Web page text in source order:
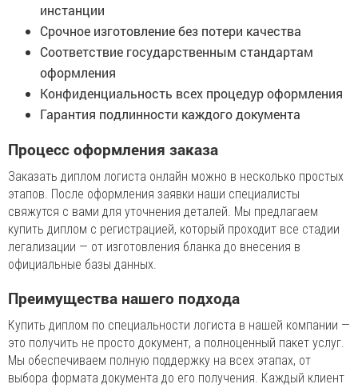
инстанции
Срочное изготовление без потери качества
Соответствие государственным стандартам
оформления
Конфиденциальность всех процедур оформления
Гарантия подлинности каждого документа
Процесс оформления заказа
Заказать диплом логиста онлайн можно в несколько простых
этапов. После оформления заявки наши специалисты
свяжутся с вами для уточнения деталей. Мы предлагаем
купить диплом с регистрацией, который проходит все стадии
легализации — от изготовления бланка до внесения в
официальные базы данных.
Преимущества нашего подхода
Купить диплом по специальности логиста в нашей компании —
это получить не просто документ, а полноценный пакет услуг.
Мы обеспечиваем полную поддержку на всех этапах, от
выбора формата документа до его получения. Каждый клиент